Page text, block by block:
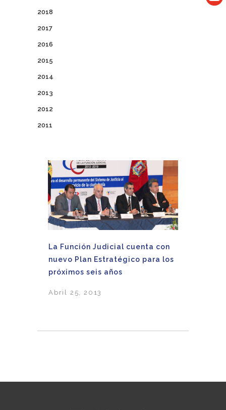
2018
2017
2016
2015
2014
2013
2012
2011
La Función Judicial cuenta con
nuevo Plan Estratégico para los
próximos seis años
Abril 25, 2013